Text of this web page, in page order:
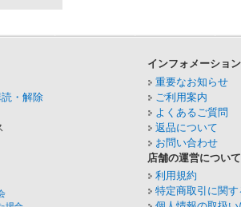
・解除
インフォメーション
重要なお知らせ
ご利用案内
よくあるご質問
返品について
お問い合わせ
店舗の運営について
利用規約
特定商取引に関